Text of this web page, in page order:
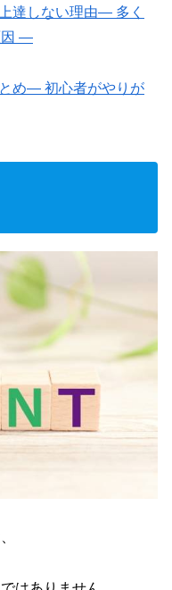
達しない理由― 多く
因 ―
め― 初心者がやりが